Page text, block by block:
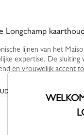
Longchamp
lijnen van het
expertise. De
en vrouwelijk accent
& PORTEMONNEE TE